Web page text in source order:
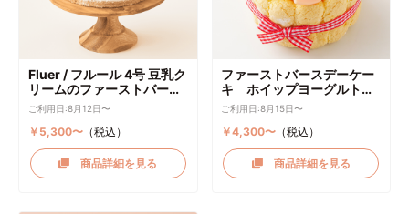
Fluer / フルール 4号 豆乳ク
リームのファーストバース
デーケーキ ケーキトッパー
付き
ご利用日:8月12日〜
￥5,300〜（税込）
商品詳細を見る
ファーストバースデーケー
キ ホイップヨーグルトク
リーム
ご利用日:8月15日〜
￥4,300〜 （税込）
商品詳細を見る